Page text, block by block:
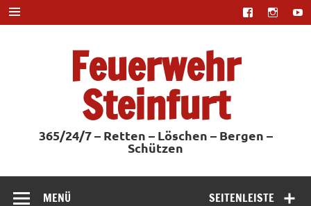
Zum
Inhalt
springen
Feuerwehr
Steinfurt
365/24/7 – Retten – Löschen – Bergen –
Schützen
SEITENLEISTE
MENÜ